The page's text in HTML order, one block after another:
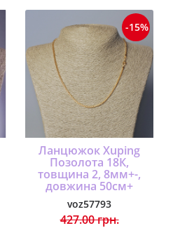
-15%
Ланцюжок Xuping
Позолота 18К,
товщина 2, 8мм+-,
довжина 50см+
voz57793
427.00 грн.